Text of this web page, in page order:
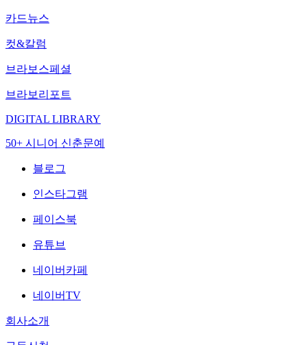
카드뉴스
컷&칼럼
브라보스페셜
브라보리포트
DIGITAL LIBRARY
50+ 시니어 신춘문예
블로그
인스타그램
페이스북
유튜브
네이버카페
네이버TV
회사소개